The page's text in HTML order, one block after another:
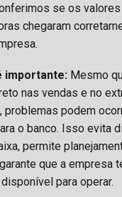
se os
chegaram
importante: Mesmo
nas vendas e no
problemas podem
o banco. Isso evita
permite
que a empresa
para operar.